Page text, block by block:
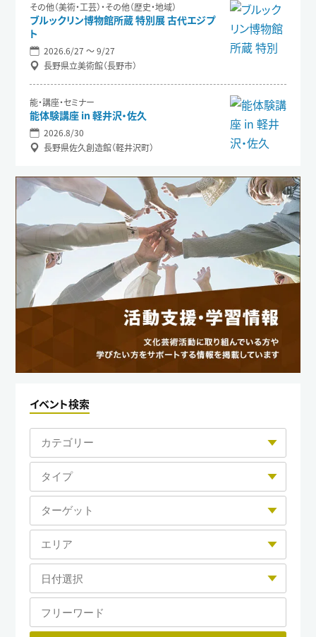
その他（美術・工芸）・その他（歴史・地域）
ブルックリン博物館所蔵 特別展 古代エジプ
ト
2026.6/27 〜 9/27
長野県立美術館（長野市）
能・講座・セミナー
能体験講座 in 軽井沢・佐久
2026.8/30
長野県佐久創造館（軽井沢町）
イベント検索